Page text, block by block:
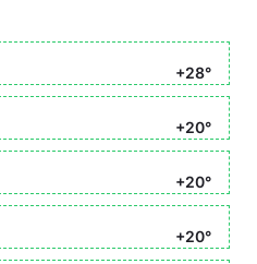
+28°
+20°
+20°
+20°